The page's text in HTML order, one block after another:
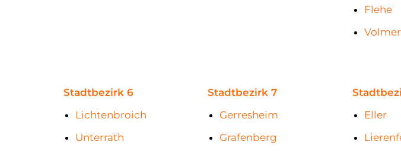
Flehe
Stadtbezirk 6
Lichtenbroich
Unterrath
Stadtbezirk 7
Gerresheim
Grafenberg
Eller